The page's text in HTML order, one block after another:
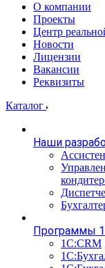
О компании
Проекты
Центр
Новости
Лицензии
Вакансии
Реквизиты
Каталог
Наши
Программы
1С:CRM